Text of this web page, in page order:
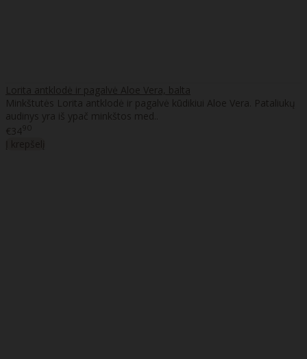
Lorita antklodė ir pagalvė Aloe Vera, balta
Minkštutės Lorita antklodė ir pagalvė kūdikiui Aloe Vera. Pataliukų
audinys yra iš ypač minkštos med..
€3490